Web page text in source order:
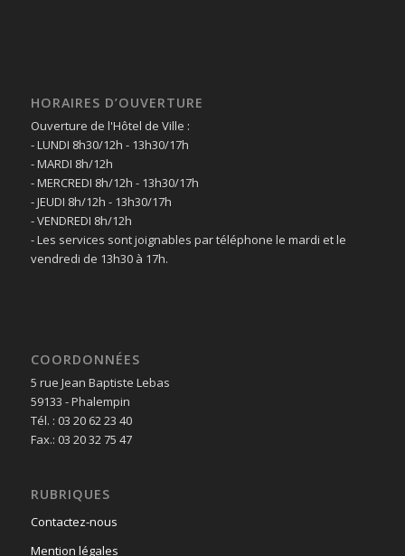
HORAIRES D’OUVERTURE
Ouverture de l'Hôtel de Ville :
- LUNDI 8h30/12h - 13h30/17h
- MARDI 8h/12h
- MERCREDI 8h/12h - 13h30/17h
- JEUDI 8h/12h - 13h30/17h
- VENDREDI 8h/12h
- Les services sont joignables par téléphone le mardi et le
vendredi de 13h30 à 17h.
COORDONNÉES
5 rue Jean Baptiste Lebas
59133 - Phalempin
Tél. : 03 20 62 23 40
Fax.: 03 20 32 75 47
RUBRIQUES
Contactez-nous
Mention légales